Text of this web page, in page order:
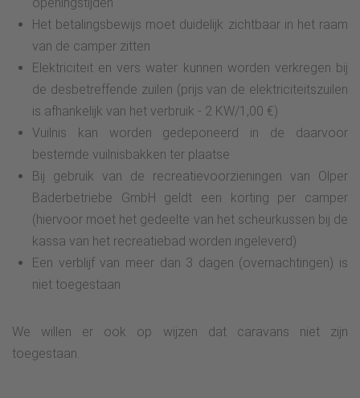
Het betalingsbewijs moet duidelijk zichtbaar in het raam
van de camper zitten
Elektriciteit en vers water kunnen worden verkregen bij
de desbetreffende zuilen (prijs van de elektriciteitszuilen
is afhankelijk van het verbruik - 2 KW/1,00 €)
Vuilnis kan worden gedeponeerd in de daarvoor
bestemde vuilnisbakken ter plaatse
Bij gebruik van de recreatievoorzieningen van Olper
Bäderbetriebe GmbH geldt een korting per camper
(hiervoor moet het gedeelte van het scheurkussen bij de
kassa van het recreatiebad worden ingeleverd)
Een verblijf van meer dan 3 dagen (overnachtingen) is
niet toegestaan
We willen er ook op wijzen dat caravans niet zijn
toegestaan.